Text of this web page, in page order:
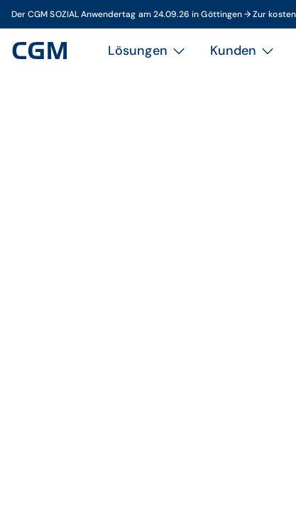
Der CGM SOZIAL Anwendertag am 24.09.26 in Göttingen → Zur
Lösungen Kunden